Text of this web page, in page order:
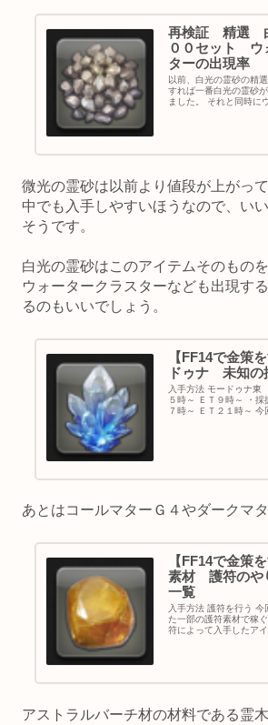
再検証 精選
００セット ウ
ターの出現率
以前、白光の霊砂の精
すれば一番白光の霊砂
ました。 それと同時に
微光の霊砂は以前より値段が上がっ
中でも入手しやすいほうなので、い
そうです。
白光の霊砂はこのアイテムそのもの
ウォータークラスターなども出現す
るのもいいでしょう。
【FF14で金策
ドゥナ 未知の
入手方法 モードゥナ東
５時～ ＥＴ９時～ ・採
７時～ ＥＴ２１時～ 今
あとはコールマターＧ４やダークマ
【FF14で金策
素材 護符のや
一覧
入手方法 護符を行う 今
た一部の護符素材で稼
符によって入手したア
アストラルバーチ材の材料である霊